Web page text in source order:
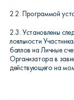
2.2. Программой
2.3. Установлены
лояльности
баллов на Личные
Организатора в
действующего на